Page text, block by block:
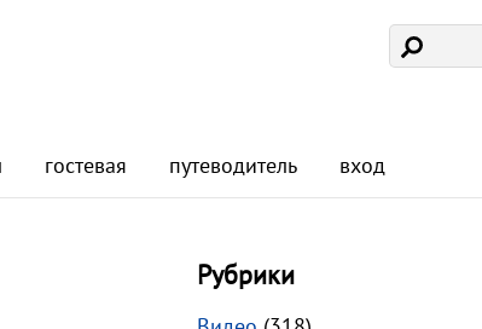
гостевая путеводитель вход
Рубрики